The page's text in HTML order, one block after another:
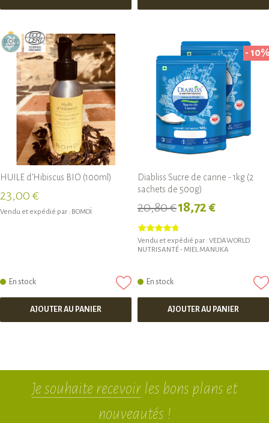
HUILE d’Hibiscus BIO (100ml)
23,00 €
Vendu et expédié par : BOMOÏ
En stock
AJOUTER AU PANIER
-
Diabliss Sucre de canne - 1kg (2
sachets de 500g)
20,80 €18,72 €
Vendu et expédié par : VEDAWORLD
NUTRISANTÉ - MIEL MANUKA
En stock
AJOUTER AU PANIER
Je souhaite recevoirles bons plans et
nouveautés !